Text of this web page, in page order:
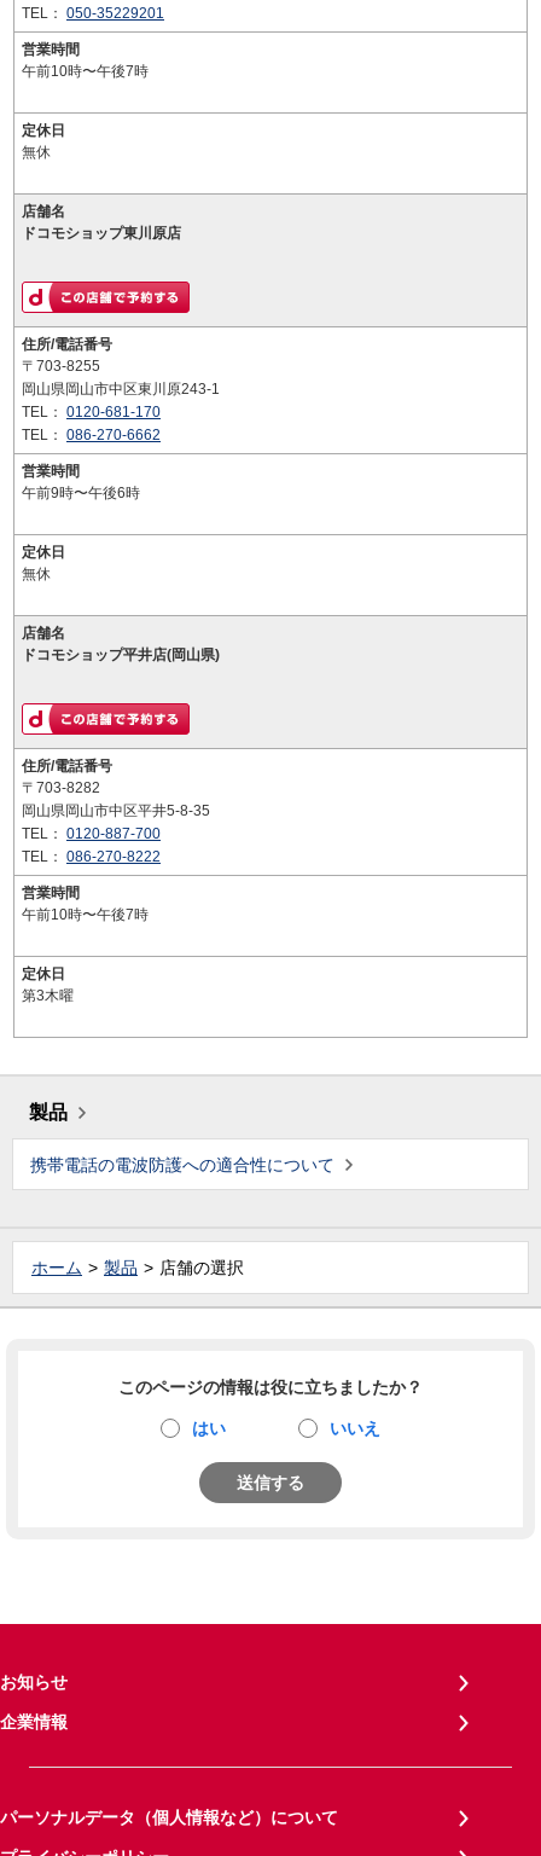
TEL： 050-35229201
営業時間
午前10時〜午後7時
定休日
無休
店舗名
ドコモショップ東川原店
住所/電話番号
〒703-8255
岡山県岡山市中区東川原243-1
TEL： 0120-681-170
TEL： 086-270-6662
営業時間
午前9時〜午後6時
定休日
無休
店舗名
ドコモショップ平井店(岡山県)
住所/電話番号
〒703-8282
岡山県岡山市中区平井5-8-35
TEL： 0120-887-700
TEL： 086-270-8222
営業時間
午前10時〜午後7時
定休日
第3木曜
製品
携帯電話の電波防護への適合性について
ホーム 製品 店舗の選択
このページの情報は役に立ちましたか？
はい いいえ
送信する
お知らせ
企業情報
パーソナルデータ（個人情報など）について